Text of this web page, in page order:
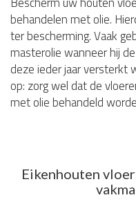
behandelen met olie.
ter bescherming. Vaak
masterolie wanneer hij
deze ieder jaar versterkt
op: zorg wel dat de
met olie behandeld
Eikenhouten